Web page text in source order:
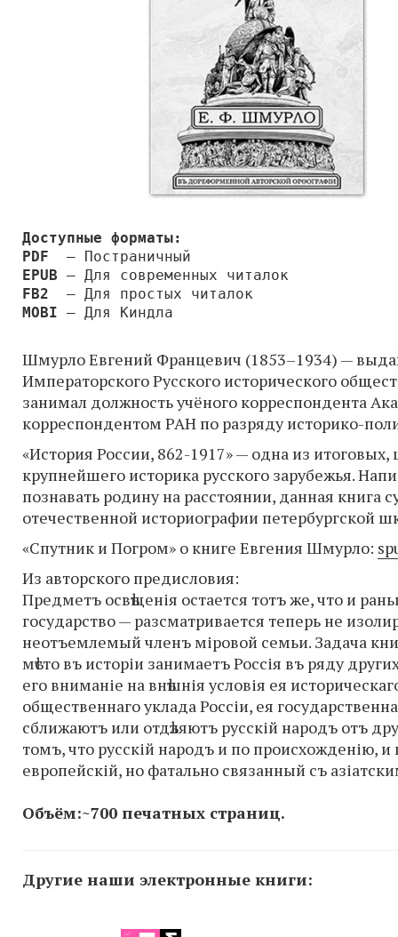
Доступные форматы:
PDF
EPUB
FB2
MOBI
— Постраничный
— Для современных читалок
— Для простых читалок
— Для Киндла
Шмурло Евгений Францевич (1853–1934) —
Императорского Русского исторического
занимал должность учёного корреспондента
корреспондентом РАН по разряду историко-
«История России, 862-1917» — одна из
крупнейшего историка русского зарубежья.
познавать родину на расстоянии, данная
отечественной историографии петербургской
«Спутник и Погром» о книге Евгения Шмурло:
Из авторского предисловия:
Предметъ освѣщенія остается тотъ же, что и
государство — разсматривается теперь не
неотъемлемый членъ міровой семьи. Задача
мѣсто въ исторіи занимаетъ Россія въ ряду
его вниманіе на внѣшнія условія ея
общественнаго уклада Россіи, ея
сближаютъ или отдѣляютъ русскій народъ отъ
томъ, что русскій народъ и по происхожденію, и
европейскій, но фатально связанный съ
Объём:~700 печатных страниц.
Другие наши электронные книги: